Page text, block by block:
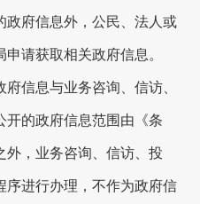
政府信息外，公民、法人或
申请获取相关政府信息。
信息与业务咨询、信访、
开的政府信息范围由《条
外，业务咨询、信访、投
序进行办理，不作为政府信